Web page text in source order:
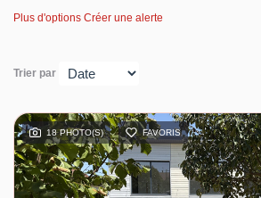
Espace client
Plus d'options Créer une alerte
Trier par
18 PHOTO(S) FAVORIS